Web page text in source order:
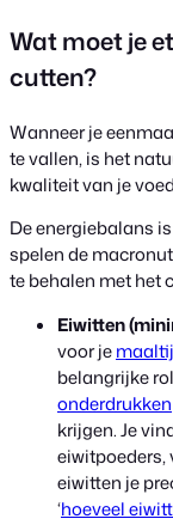
Wat moet je
cutten?
Wanneer je
te vallen, is het
kwaliteit van je
De energiebalans
spelen de
te behalen met het
Eiwitten
voor je
belangrijke
onderdrukken
krijgen. Je
eiwitpoeders,
eiwitten je
‘hoeveel